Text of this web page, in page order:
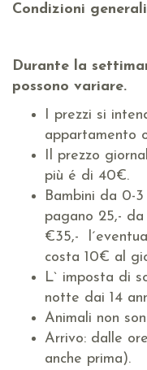
Condizioni generali
Durante la
possono variare.
I prezzi si
appartamento
Il prezzo
più é di 40€.
Bambini da 0-
pagano 25,-
€35,-
costa 10€ al
L` imposta di
notte dai 14
Animali non
Arrivo: dalle
anche prima).